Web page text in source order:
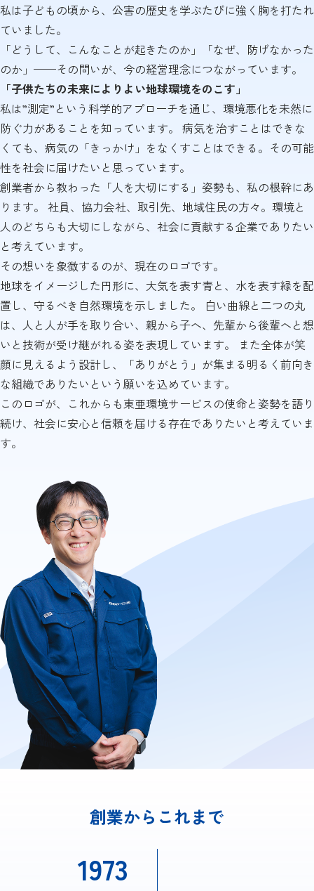
私は子どもの頃から、公害の歴史を学ぶたびに強く胸を打たれ
ていました。
「どうして、こんなことが起きたのか」「なぜ、防げなかった
のか」——その問いが、今の経営理念につながっています。
「子供たちの未来によりよい地球環境をのこす」
私は”測定”という科学的アプローチを通じ、環境悪化を未然に
防ぐ力があることを知っています。 病気を治すことはできな
くても、病気の「きっかけ」をなくすことはできる。その可能
性を社会に届けたいと思っています。
創業者から教わった「人を大切にする」姿勢も、私の根幹にあ
ります。 社員、協力会社、取引先、地域住民の方々。環境と
人のどちらも大切にしながら、社会に貢献する企業でありたい
と考えています。
その想いを象徴するのが、現在のロゴです。
地球をイメージした円形に、大気を表す青と、水を表す緑を配
置し、守るべき自然環境を示しました。 白い曲線と二つの丸
は、人と人が手を取り合い、親から子へ、先輩から後輩へと想
いと技術が受け継がれる姿を表現しています。 また全体が笑
顔に見えるよう設計し、「ありがとう」が集まる明るく前向き
な組織でありたいという願いを込めています。
このロゴが、これからも東亜環境サービスの使命と姿勢を語り
続け、社会に安心と信頼を届ける存在でありたいと考えていま
す。
創業からこれまで
1973